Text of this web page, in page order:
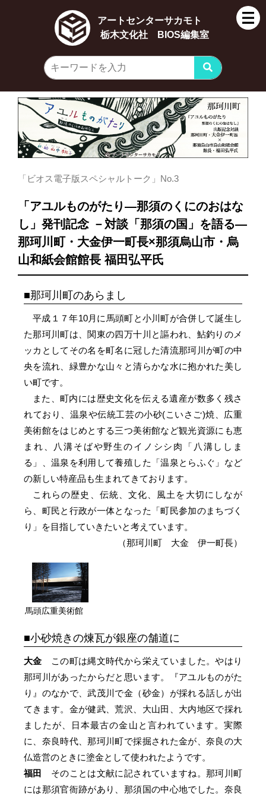
アートセンターサカモト
栃木文化社 BIOS編集室
「ビオス電子版スペシャルトーク」No.3
「アユルものがたり―那須のくにのおはな
し」発刊記念 －対談「那須の国」を語る―
那珂川町・大金伊一町長×那須烏山市・烏
山和紙会館館長 福田弘平氏
那珂川町のあらまし
平成１７年10月に馬頭町と小川町が合併して誕生し
た那珂川町は、関東の四万十川と謳われ、鮎釣りのメ
ッカとしてその名を町名に冠した清流那珂川が町の中
央を流れ、緑豊かな山々と清らかな水に抱かれた美し
い町です。
また、町内には歴史文化を伝える遺産が数多く残さ
れており、温泉や伝統工芸の小砂(こいさご)焼、広重
美術館をはじめとする三つ美術館など観光資源にも恵
まれ、八溝そばや野生のイノシシ肉「八溝ししま
る」、温泉を利用して養殖した「温泉とらふぐ」など
の新しい特産品も生まれてきております。
これらの歴史、伝統、文化、風土を大切にしなが
ら、町民と行政が一体となった「町民参加のまちづく
り」を目指していきたいと考えています。
（那珂川町 大金 伊一町長）
馬頭広重美術館
小砂焼きの煉瓦が銀座の舗道に
大金 この町は縄文時代から栄えていました。やはり
那珂川があったからだと思います。『アユルものがた
り』のなかで、武茂川で金（砂金）が採れる話しが出
てきます。金が健武、荒沢、大山田、大内地区で採れ
ましたが、日本最古の金山と言われています。実際
に、奈良時代、那珂川町で採掘された金が、奈良の大
仏造営のときに塗金として使われたようです。
福田
そのことは文献に記されていますね。那珂川町
には那須官衙跡があり、那須国の中心地でした。奈良